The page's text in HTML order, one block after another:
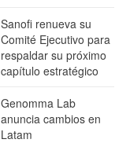
Sanofi renueva su
Comité Ejecutivo para
respaldar su próximo
capítulo estratégico
Genomma Lab
anuncia cambios en
Latam